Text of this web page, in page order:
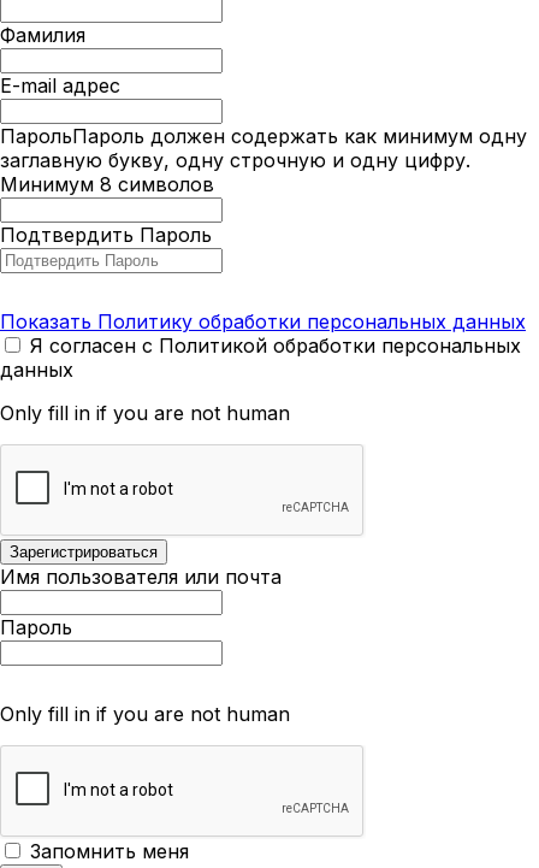
Фамилия
E-mail адрес
ПарольПароль должен содержать как минимум одну
заглавную букву, одну строчную и одну цифру.
Минимум 8 символов
Подтвердить Пароль
Показать Политику обработки персональных данных
Я согласен с Политикой обработки персональных
данных
Only fill in if you are not human
Имя пользователя или почта
Пароль
Only fill in if you are not human
Запомнить меня